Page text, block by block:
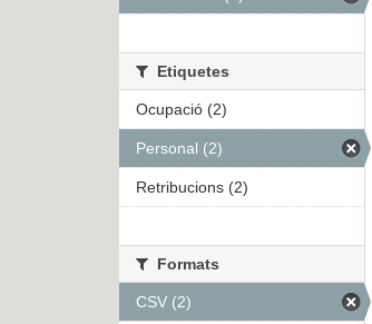
Etiquetes
Ocupació (2)
Personal (2)
Retribucions (2)
Formats
CSV (2)